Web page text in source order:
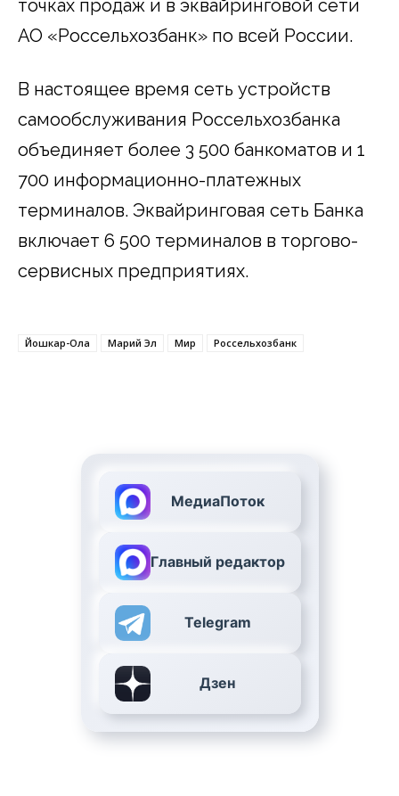
точках продаж и в эквайринговой сети
АО «Россельхозбанк» по всей России.
В настоящее время сеть устройств
самообслуживания Россельхозбанка
объединяет более 3 500 банкоматов и 1
700 информационно-платежных
терминалов. Эквайринговая сеть Банка
включает 6 500 терминалов в торгово-
сервисных предприятиях.
Йошкар-Ола Марий Эл Мир Россельхозбанк
МедиаПоток
Главный редактор
Telegram
Дзен